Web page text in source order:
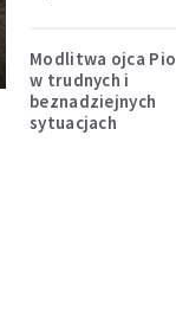
Modlitwa ojca Pio
w trudnych i
beznadziejnych
sytuacjach